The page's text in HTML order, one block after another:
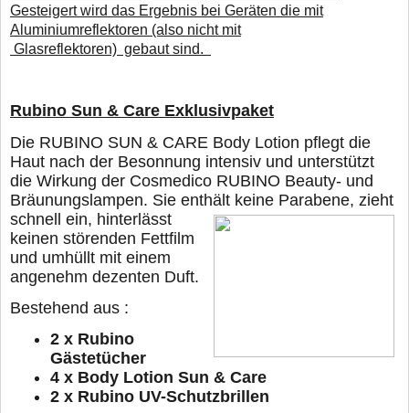
Gesteigert wird das Ergebnis bei Geräten die mit
Aluminiumreflektoren (also nicht mit
Glasreflektoren) gebaut sind.
Rubino Sun & Care Exklusivpaket
Die RUBINO SUN & CARE Body Lotion pflegt die
Haut nach der Besonnung intensiv und unterstützt
die Wirkung der Cosmedico RUBINO Beauty- und
Bräunungslampen. Sie enthält keine Parabene, zieht
schnell ein, hinterlässt
keinen störenden Fettfilm
und umhüllt mit einem
angenehm dezenten Duft.
Bestehend aus :
2 x Rubino
Gästetücher
4 x Body Lotion Sun & Care
2 x Rubino UV-Schutzbrillen